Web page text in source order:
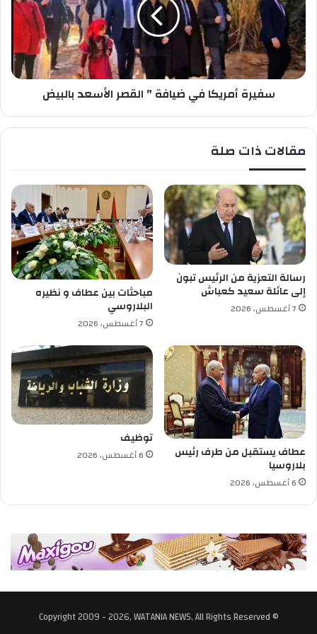
_
ص
ي
ن
ي
ر
ة
أ
م
ر
ي
ف
ض
ي
ف
ة
"
ا
ل
ص
ر
ا
أ
س
ع
د
ب
ا
ل
ب
ي
ض
سفيرة أمريكا في ضيافة " القصر الأسعد بالبيض
مقالات ذات صلة
رسالة التعزية من الرئيس تبون
إلى عائلة سعيد كعباش
7 أغسطس، 2026
مباحثات بين عطاف و نظيره
البلاروسي
7 أغسطس، 2026
عطاف يستقبل من طرف رئيس
بلاروسيا
6 أغسطس، 2026
توظيف
6 أغسطس، 2026
© Copyright 2009 - 2026, WATANIA NEWS, All Rights Reserved